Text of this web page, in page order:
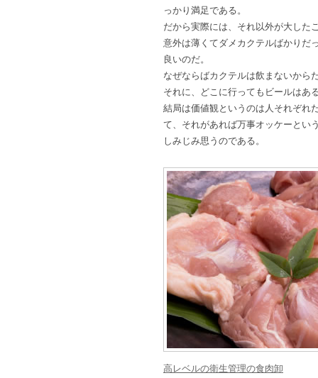
っかり満足である。
だから実際には、それ以外が大した
意外は薄くてダメカクテルばかりだ
良いのだ。
なぜならばカクテルは飲まないから
それに、どこに行ってもビールはあ
結局は価値観というのは人それぞれ
て、それがあれば万事オッケーとい
しみじみ思うのである。
高レベルの衛生管理の食肉卸